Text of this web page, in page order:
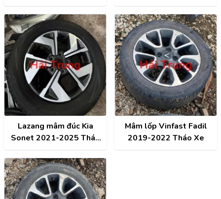
Lazang mâm đúc Kia
Sonet 2021-2025 Tháo
Mâm lốp Vinfast Fadil
2019-2022 Tháo Xe